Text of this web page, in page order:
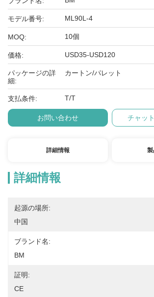
モデル番号: ML90L-4
MOQ: 10個
価格: USD35-USD120
パッケージの詳
細:
カートン/パレット
支払条件: T/T
お問い合わせ チャッ
詳細情報 製
詳細情報
起源の場所:
中国
ブランド名:
BM
証明:
CE